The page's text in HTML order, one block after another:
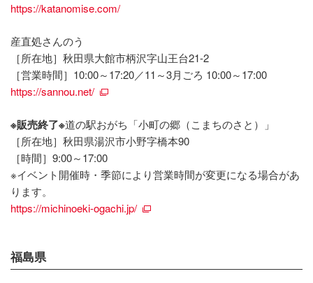
https://katanomise.com/
産直処さんのう
［所在地］秋田県大館市柄沢字山王台21-2
［営業時間］10:00～17:20／11～3月ごろ 10:00～17:00
https://sannou.net/
※販売終了※道の駅おがち「小町の郷（こまちのさと）」
［所在地］秋田県湯沢市小野字橋本90
［時間］9:00～17:00
※イベント開催時・季節により営業時間が変更になる場合があ
ります。
https://michinoeki-ogachi.jp/
福島県